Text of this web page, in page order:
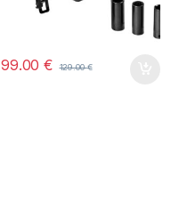
99.00€ 129.00€